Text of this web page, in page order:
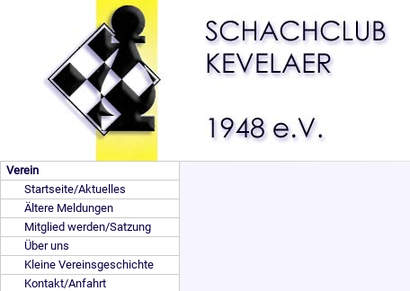
Verein
Startseite/Aktuelles
Ältere Meldungen
Mitglied werden/Satzung
Über uns
Kleine Vereinsgeschichte
Kontakt/Anfahrt